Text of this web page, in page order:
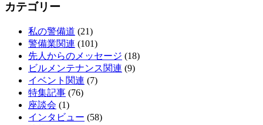
カテゴリー
私の警備道 (21)
警備業関連 (101)
先人からのメッセージ (18)
ビルメンテナンス関連 (9)
イベント関連 (7)
特集記事 (76)
座談会 (1)
インタビュー (58)